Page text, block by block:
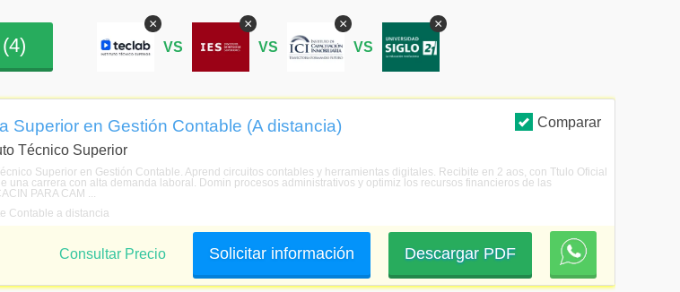
4)
×
VS
×
VS
×
VS
×
Comparar
Superior en Gestión Contable (A distancia)
Técnico Superior
Superior en Gestión Contable. Aprend circuitos contables y herramientas digitales. Recibite en 2 aos, con Ttulo Oficial
una carrera con alta demanda laboral. Domin procesos administrativos y optimiz los recursos financieros de las
PARA CAM ...
Contable a distancia
Descargar PDF
Solicitar información
Consultar Precio